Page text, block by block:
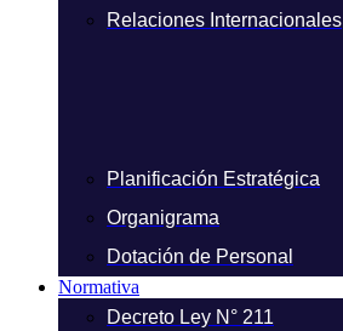
Relaciones Internacionales
Planificación Estratégica
Organigrama
Dotación de Personal
Normativa
Decreto Ley N° 211